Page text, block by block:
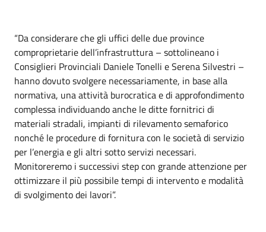
“Da considerare che gli uffici delle due province
comproprietarie dell’infrastruttura – sottolineano i
Consiglieri Provinciali Daniele Tonelli e Serena Silvestri –
hanno dovuto svolgere necessariamente, in base alla
normativa, una attività burocratica e di approfondimento
complessa individuando anche le ditte fornitrici di
materiali stradali, impianti di rilevamento semaforico
nonché le procedure di fornitura con le società di servizio
per l’energia e gli altri sotto servizi necessari.
Monitoreremo i successivi step con grande attenzione per
ottimizzare il più possibile tempi di intervento e modalità
di svolgimento dei lavori”.